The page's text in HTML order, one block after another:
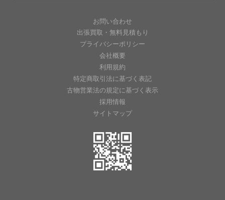
お問い合わせ
出張買取・無料見積もり
プライバシーポリシー
会社概要
利用規約
特定商取引法に基づく表記
古物営業法の規定に基づく表示
採用情報
サイトマップ